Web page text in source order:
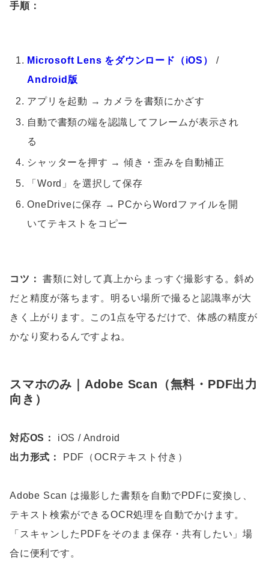
手順：
Microsoft Lens をダウンロード（iOS）
/
Android版
アプリを起動 → カメラを書類にかざす
自動で書類の端を認識してフレームが表示され
る
シャッターを押す → 傾き・歪みを自動補正
「Word」を選択して保存
OneDriveに保存 → PCからWordファイルを開
いてテキストをコピー
コツ：
書類に対して真上からまっすぐ撮影する。斜め
だと精度が落ちます。明るい場所で撮ると認識率が大
きく上がります。この1点を守るだけで、体感の精度が
かなり変わるんですよね。
スマホのみ｜Adobe Scan（無料・PDF出力
向き）
対応OS：
iOS / Android
出力形式：
PDF（OCRテキスト付き）
Adobe Scan は撮影した書類を自動でPDFに変換し、
テキスト検索ができるOCR処理を自動でかけます。
「スキャンしたPDFをそのまま保存・共有したい」場
合に便利です。